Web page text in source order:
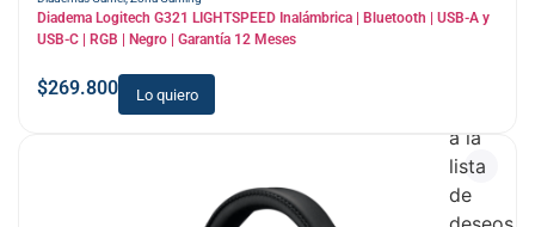
Diadema Logitech G321 LIGHTSPEED Inalámbrica | Bluetooth | USB-A y
USB-C | RGB | Negro | Garantía 12 Meses
$269.800 Lo quiero
a la
lista
de